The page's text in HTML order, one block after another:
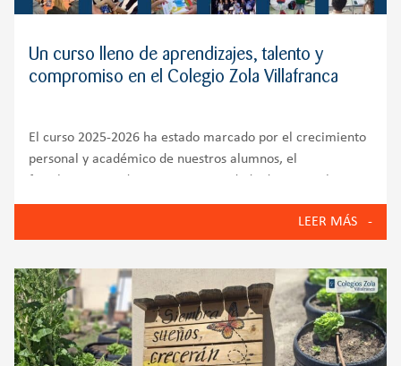
Un curso lleno de aprendizajes, talento y
compromiso en el Colegio Zola Villafranca
El curso 2025-2026 ha estado marcado por el crecimiento
personal y académico de nuestros alumnos, el
puesta en marcha de iniciativas que reflejan los valores
del Colegio Zola Villafranca: innovación, bienestarLEER MÁS